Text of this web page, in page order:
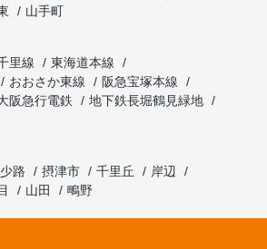
山手町
里線
東海道本線
おおさか東線
阪急宝塚本線
阪急行電鉄
地下鉄長堀鶴見緑地
少路 摂津市 千里丘
岸辺
山田 鴫野